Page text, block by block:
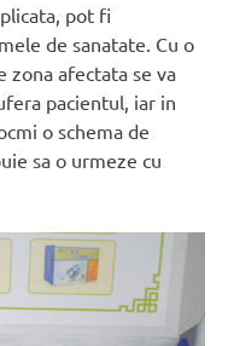
pot fi
de sanatate. Cu o
zona afectata se va
pacientul, iar in
o schema de
sa o urmeze cu